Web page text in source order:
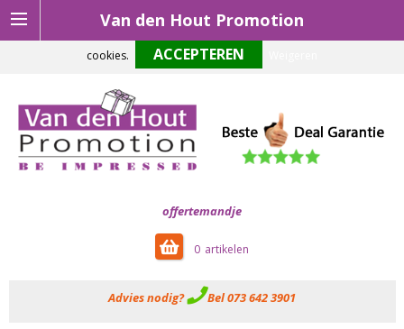
Van den Hout Promotion
offertemandje
0
Advies nodig? Bel 073 642 3901
Om onze website optimaal te laten functioneren maken wij gebruik van
cookies.